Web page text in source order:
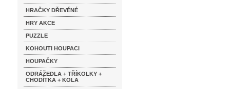
HRAČKY DŘEVĚNÉ
HRY AKCE
PUZZLE
KOHOUTI HOUPACI
HOUPAČKY
ODRÁŽEDLA + TŘÍKOLKY +
CHODÍTKA + KOLA